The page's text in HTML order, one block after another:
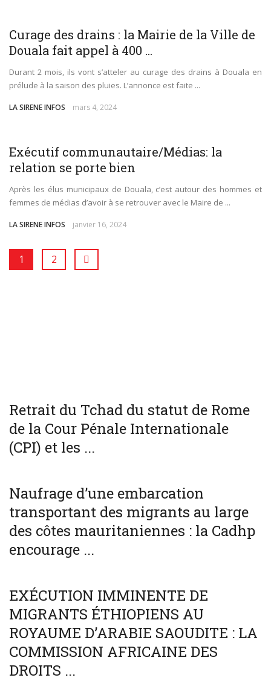
Curage des drains : la Mairie de la Ville de
Douala fait appel à 400 ...
Durant 2 mois, ils vont s’atteler au curage des drains à Douala en
prélude à la saison des pluies. L’annonce est faite ...
LA SIRENE INFOS mars 4, 2024
Exécutif communautaire/Médias: la
relation se porte bien
Après les élus municipaux de Douala, c’est autour des hommes et
femmes de médias d’avoir à se retrouver avec le Maire de ...
LA SIRENE INFOS janvier 16, 2024
1 2
Retrait du Tchad du statut de Rome
de la Cour Pénale Internationale
(CPI) et les ...
Naufrage d’une embarcation
transportant des migrants au large
des côtes mauritaniennes : la Cadhp
encourage ...
SOCIÉTÉ
EXÉCUTION IMMINENTE DE
MIGRANTS ÉTHIOPIENS AU
ROYAUME D’ARABIE SAOUDITE : LA
COMMISSION AFRICAINE DES
DROITS ...